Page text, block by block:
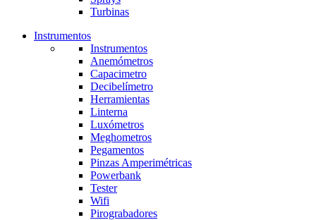
Turbinas
Instrumentos
Instrumentos
Anemómetros
Capacimetro
Decibelímetro
Herramientas
Linterna
Luxómetros
Meghometros
Pegamentos
Pinzas Amperimétricas
Powerbank
Tester
Wifi
Pirograbadores